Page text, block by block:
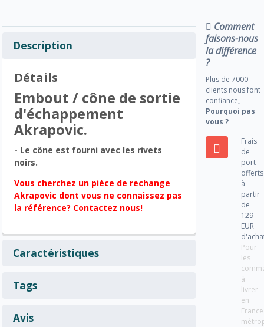
Description
Détails
Embout / cône de sortie
d'échappement
Akrapovic.
- Le cône est fourni avec les rivets
noirs.
Vous cherchez un pièce de rechange
Akrapovic dont vous ne connaissez pas
la référence? Contactez nous!
Caractéristiques
Tags
Avis
Comment
faisons-nous
la différence
?
Plus de 7000
clients nous font
confiance,
Pourquoi pas
vous ?
Frais
de
port
offerts
à
partir
de
129
EUR
Pour
les
à
livrer
en
France